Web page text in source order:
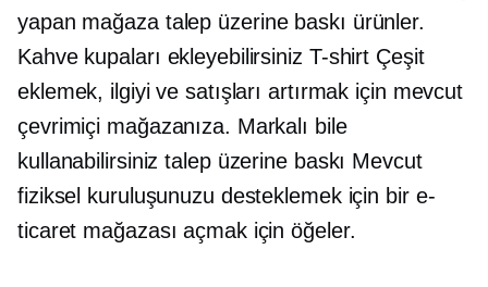
yapan mağaza talep üzerine baskı ürünler.
Kahve kupaları ekleyebilirsiniz T-shirt Çeşit
eklemek, ilgiyi ve satışları artırmak için mevcut
çevrimiçi mağazanıza. Markalı bile
kullanabilirsiniztalep üzerine baskı Mevcut
fiziksel kuruluşunuzu desteklemek için bir e-
ticaret mağazası açmak için öğeler.